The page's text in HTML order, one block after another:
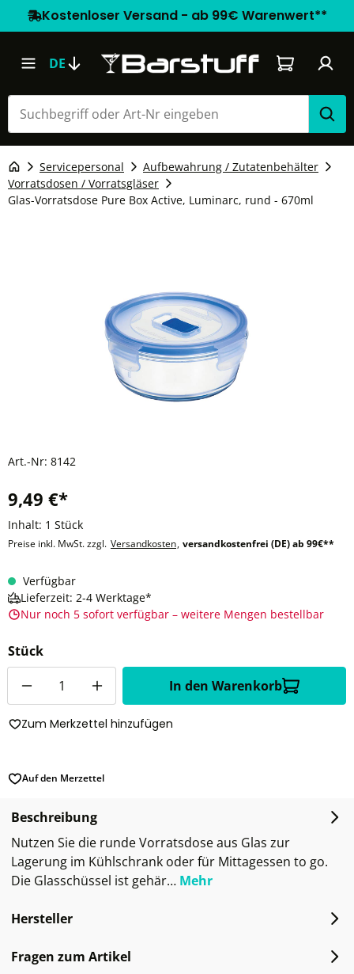
Kostenloser Versand - ab 99€ Warenwert**
DE Warenkorb
Servicepersonal
Aufbewahrung / Zutatenbehälter
Vorratsdosen / Vorratsgläser
Glas-Vorratsdose Pure Box Active, Luminarc, rund - 670ml
Art.-Nr: 8142
9,49 €*
Inhalt: 1 Stück
Preise inkl. MwSt. zzgl. Versandkosten, versandkostenfrei (DE) ab 99€**
Verfügbar
Lieferzeit: 2-4 Werktage*
Nur noch 5 sofort verfügbar – weitere Mengen bestellbar
Stück
In den Warenkorb
Zum Merkzettel hinzufügen
Auf den Merzettel
Beschreibung
Nutzen Sie die runde Vorratsdose aus Glas zur
Lagerung im Kühlschrank oder für Mittagessen to go.
Die Glasschüssel ist gehär… Mehr
Hersteller
Fragen zum Artikel